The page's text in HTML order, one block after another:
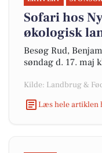
Sofari hos
økologisk
Besøg Rud,
søndag d. 17. maj
Kilde: Landbrug &
Læs hele artiklen